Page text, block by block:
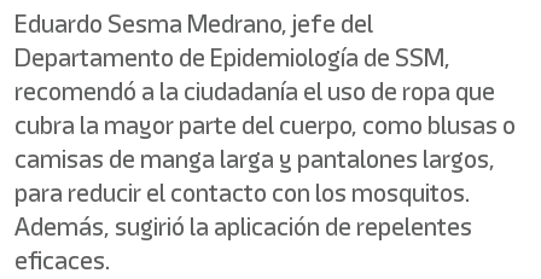
Eduardo Sesma Medrano, jefe del
Departamento de Epidemiología de SSM,
recomendó a la ciudadanía el uso de ropa que
cubra la mayor parte del cuerpo, como blusas o
camisas de manga larga y pantalones largos,
para reducir el contacto con los mosquitos.
Además, sugirió la aplicación de repelentes
eficaces.